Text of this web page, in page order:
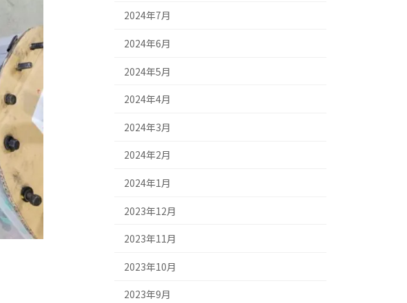
2024年7月
2024年6月
2024年5月
2024年4月
2024年3月
2024年2月
2024年1月
2023年12月
2023年11月
2023年10月
2023年9月